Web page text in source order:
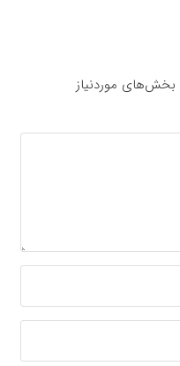
بخش‌های موردنیاز